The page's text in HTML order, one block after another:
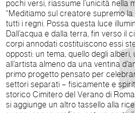
pochi versi, riassume l’unicità nella
“Meditiamo sul creatore supremo la
tutti i regni. Possa questa luce
Dall’acqua e dalla terra, fin verso il
corpi annodati costituiscono essi
opposti: un tema, quello degli
all’artista almeno da una ventina
primo progetto pensato per
settori separati – fisicamente e
storico Cimitero del Verano di Roma. Con questo progetto
si aggiunge un altro tassello alla